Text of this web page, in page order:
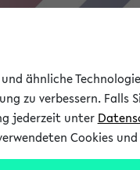
ähnliche
zu verbessern.
jederzeit unter
Cookies und